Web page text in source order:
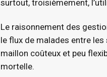
surtout, troisièmement,
Le raisonnement des
le flux de malades entre
maillon coûteux et peu
mortelle.